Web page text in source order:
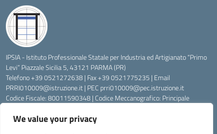
We value your privacy
IPSIA - Istituto Professionale Statale per Industria ed Artigianato “Primo
Levi” Piazzale Sicilia 5, 43121 PARMA (PR)
Telefono +39 0521272638 | Fax +39 0521775235 | Email
PRRI010009@istruzione.it| PEC prri010009@pec.istruzione.it
Codice Fiscale: 80011590348 | Codice Meccanografico: Principale
Codice Univoco di Fatturazione: UFW76E | Codice Ente Tesoreria: